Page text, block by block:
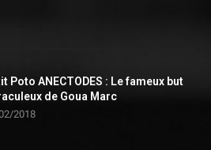
Poto ANECTODES : Le fameux but
de Goua Marc
2018